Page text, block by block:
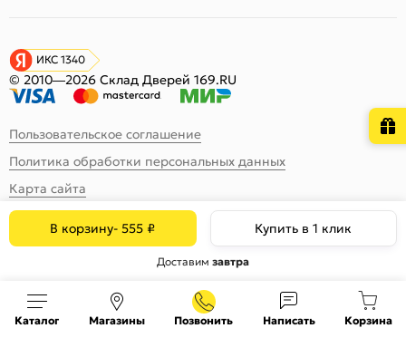
В корзину-555 ₽ Купить в 1 клик
Доставим завтра
ИКС 1340
© 2010—2026 Склад Дверей 169.RU
Пользовательское соглашение
Политика обработки персональных данных
Карта сайта
Каталог Магазины Позвонить Написать Корзина